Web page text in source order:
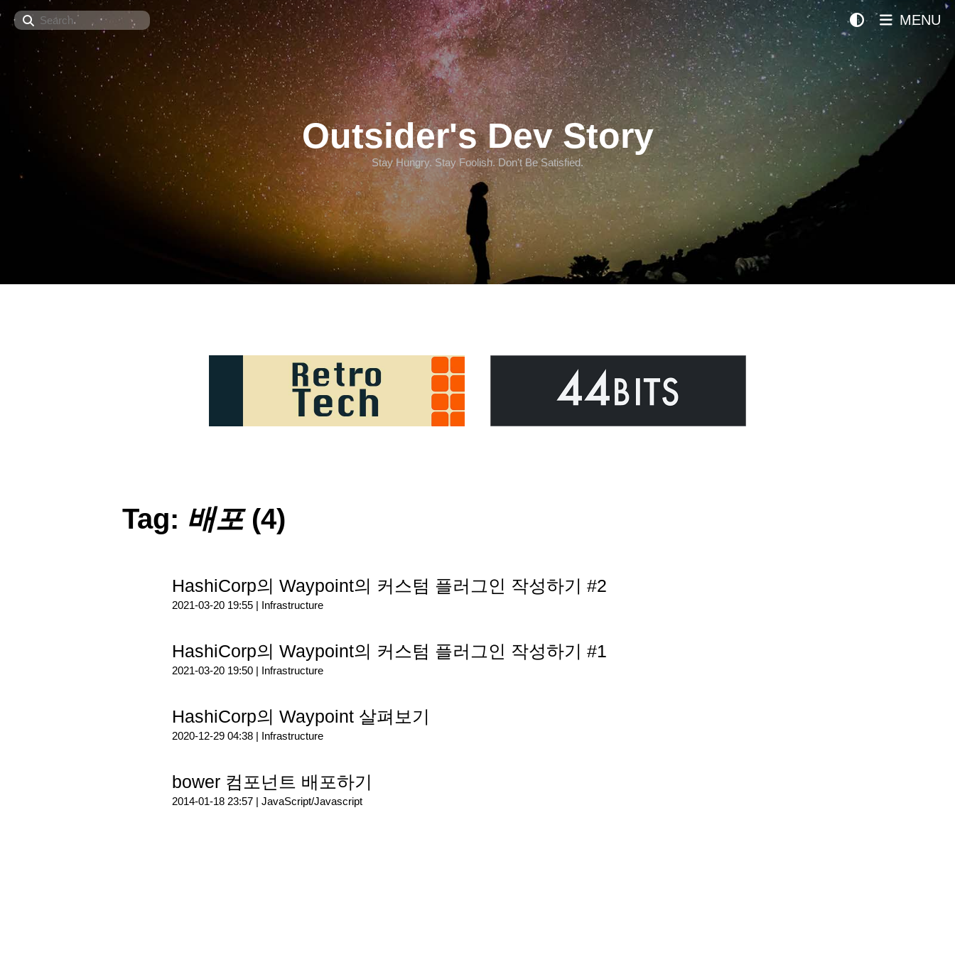
Search
Outsider's Dev Story
Stay Hungry. Stay Foolish. Don't Be Satisfied.
MENU
Tag: 배포(4)
HashiCorp의 Waypoint의 커스텀 플러그인 작성하기 #2
2021-03-20 19:55 | Infrastructure
HashiCorp의 Waypoint의 커스텀 플러그인 작성하기 #1
2021-03-20 19:50 | Infrastructure
HashiCorp의 Waypoint 살펴보기
2020-12-29 04:38 | Infrastructure
bower 컴포넌트 배포하기
2014-01-18 23:57 | JavaScript/Javascript